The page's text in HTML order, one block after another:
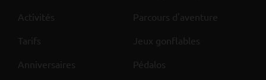
Activités
Tarifs
Anniversaires
Parcours d'aventure
Jeux gonflables
Pédalos